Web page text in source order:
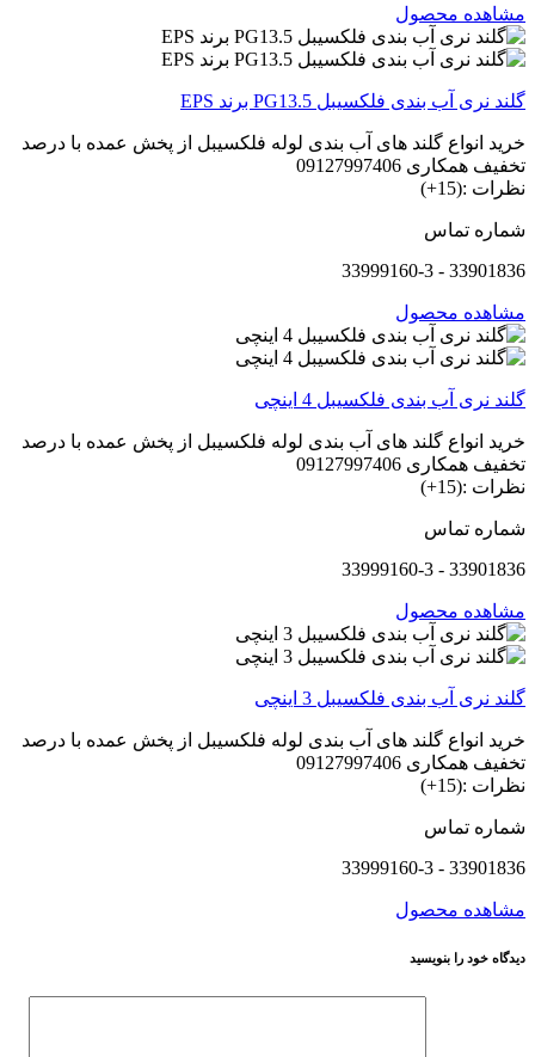
مشاهده محصول
گلند نری آب بندی فلکسیبل PG13.5 برند EPS
خرید انواع گلند های آب بندی لوله فلکسیبل از پخش عمده با درصد
تخفیف همکاری 09127997406
نظرات :(15+)
شماره تماس
33901836 - 33999160-3
مشاهده محصول
گلند نری آب بندی فلکسیبل 4 اینچی
خرید انواع گلند های آب بندی لوله فلکسیبل از پخش عمده با درصد
تخفیف همکاری 09127997406
نظرات :(15+)
شماره تماس
33901836 - 33999160-3
مشاهده محصول
گلند نری آب بندی فلکسیبل 3 اینچی
خرید انواع گلند های آب بندی لوله فلکسیبل از پخش عمده با درصد
تخفیف همکاری 09127997406
نظرات :(15+)
شماره تماس
33901836 - 33999160-3
مشاهده محصول
دیدگاه خود را بنویسید